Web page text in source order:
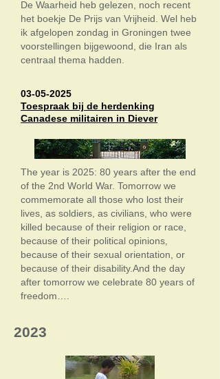
De Waarheid heb gelezen, noch recent
het boekje De Prijs van Vrijheid. Wel heb
ik afgelopen zondag in Groningen twee
voorstellingen bijgewoond, die Iran als
centraal thema hadden.
03-05-2025
Toespraak bij de herdenking
Canadese militairen in Diever
The year is 2025: 80 years after the end
of the 2nd World War. Tomorrow we
commemorate all those who lost their
lives, as soldiers, as civilians, who were
killed because of their religion or race,
because of their political opinions,
because of their sexual orientation, or
because of their disability.And the day
after tomorrow we celebrate 80 years of
freedom….
2023